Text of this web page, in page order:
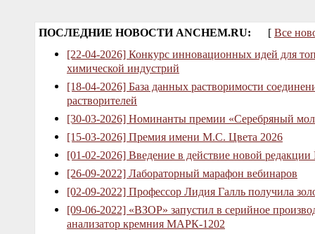
ПОСЛЕДНИЕ НОВОСТИ ANCHEM.RU: [ Все
[22-04-2026] Конкурс инновационных идей для
химической индустрий
[18-04-2026] База данных растворимости
растворителей
[30-03-2026] Номинанты премии «Серебряный
[15-03-2026] Премия имени М.С. Цвета 2026
[01-02-2026] Введение в действие новой
[26-09-2022] Лабораторный марафон вебинаров
[02-09-2022] Профессор Лидия Галль получила
[09-06-2022] «ВЗОР» запустил в серийное
анализатор кремния МАРК-1202